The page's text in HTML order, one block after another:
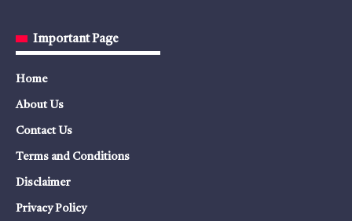
Important Page
Home
About Us
Contact Us
Terms and Conditions
Disclaimer
Privacy Policy